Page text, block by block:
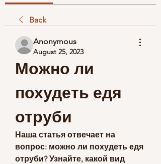
Back
Anonymous
August 25, 2023
Можно ли
похудеть едя
отруби
Наша статья отвечает на
вопрос: можно ли похудеть едя
отруби? Узнайте, какой вид